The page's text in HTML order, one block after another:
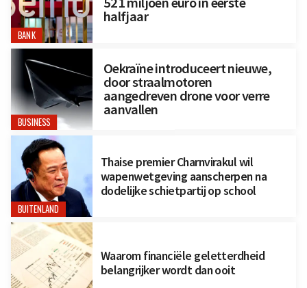
BANK
halfjaar
BUSINESS
Oekraïne introduceert nieuwe,
door straalmotoren
aangedreven drone voor verre
aanvallen
BUITENLAND
Thaise premier Charnvirakul wil
wapenwetgeving aanscherpen na
dodelijke schietpartij op school
Waarom financiële geletterdheid
belangrijker wordt dan ooit